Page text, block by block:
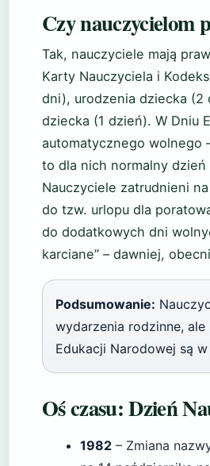
Czy nauczycielom
Tak, nauczyciele mają
Karty Nauczyciela i
dni), urodzenia dziecka
dziecka (1 dzień). W Dniu
automatycznego wolnego
to dla nich normalny dzień
Nauczyciele zatrudnieni
do tzw. urlopu dla
do dodatkowych dni
karciane” – dawniej,
Podsumowanie:
wydarzenia rodzinne,
Edukacji Narodowej są
Oś czasu: Dzień
1982 – Zmiana